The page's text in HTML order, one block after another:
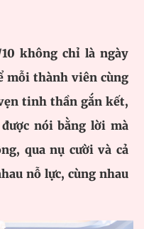
không chỉ là ngày
mỗi thành viên cùng
tinh thần gắn kết,
nói bằng lời mà
qua nụ cười và cả
nỗ lực, cùng nhau